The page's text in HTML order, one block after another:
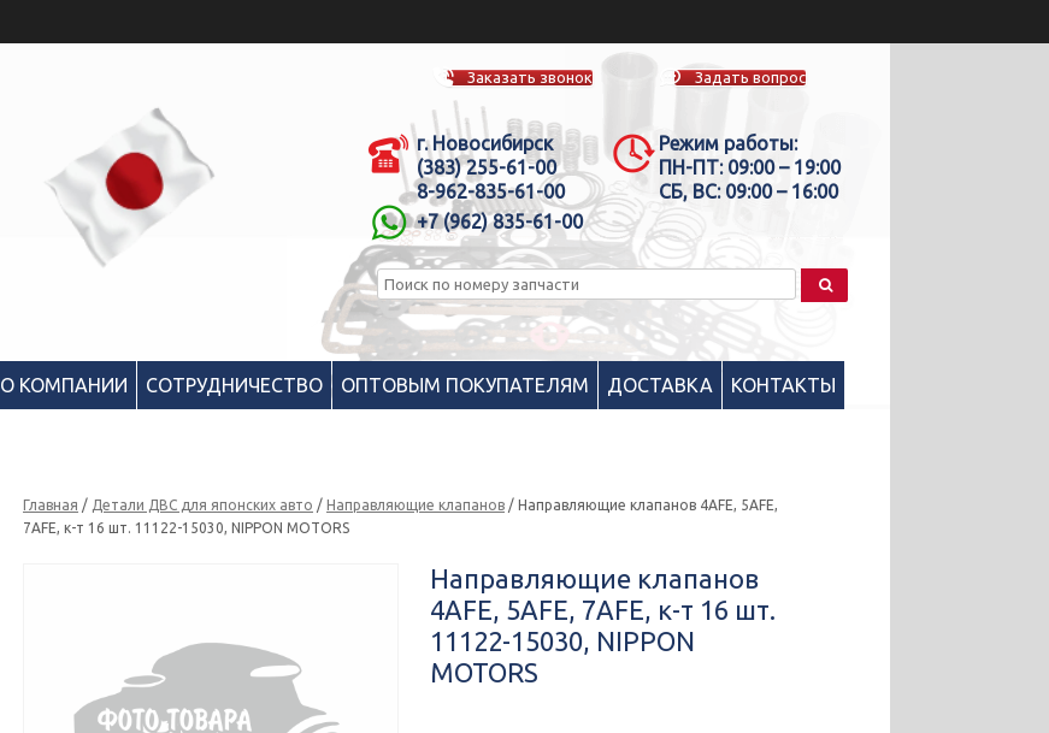
Заказать звонок Задать вопрос
г. Новосибирск
(383) 255-61-00
8-962-835-61-00
+7 (962) 835-61-00
Режим работы:
ПН-ПТ: 09:00 – 19:00
СБ, ВС: 09:00 – 16:00
О КОМПАНИИ СОТРУДНИЧЕСТВО ОПТОВЫМ ПОКУПАТЕЛЯМ ДОСТАВКА КОНТАКТЫ
Главная / Детали ДВС для японских авто /Направляющие клапанов / Направляющие клапанов 4AFE, 5AFE,
7AFE, к-т 16 шт. 11122-15030, NIPPON MOTORS
Направляющие клапанов
4AFE, 5AFE, 7AFE, к-т 16 шт.
11122-15030, NIPPON
MOTORS